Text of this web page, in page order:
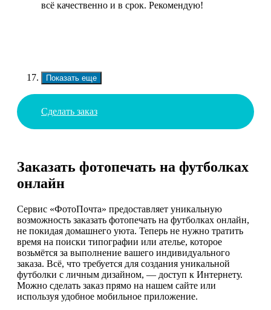
всё качественно и в срок. Рекомендую!
Показать еще
Сделать заказ
Заказать фотопечать на футболках
онлайн
Сервис «ФотоПочта» предоставляет уникальную
возможность заказать фотопечать на футболках онлайн,
не покидая домашнего уюта. Теперь не нужно тратить
время на поиски типографии или ателье, которое
возьмётся за выполнение вашего индивидуального
заказа. Всё, что требуется для создания уникальной
футболки с личным дизайном, — доступ к Интернету.
Можно сделать заказ прямо на нашем сайте или
используя удобное мобильное приложение.